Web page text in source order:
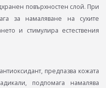
повърхностен слой. При
за намаляване на сухите
и стимулира естествения
предпазва кожата
подпомага намалява